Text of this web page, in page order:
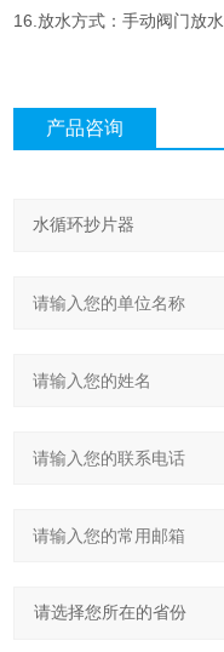
16.放水方式：手动阀门放水
产品咨询